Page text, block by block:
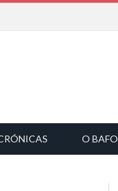
O BAFO